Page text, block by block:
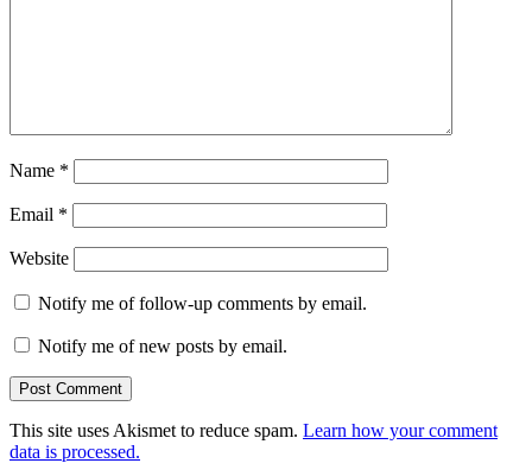
Name *
Email *
Website
Notify me of follow-up comments by email.
Notify me of new posts by email.
This site uses Akismet to reduce spam. Learn how your comment
data is processed.